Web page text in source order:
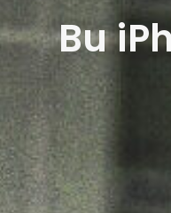
Bu